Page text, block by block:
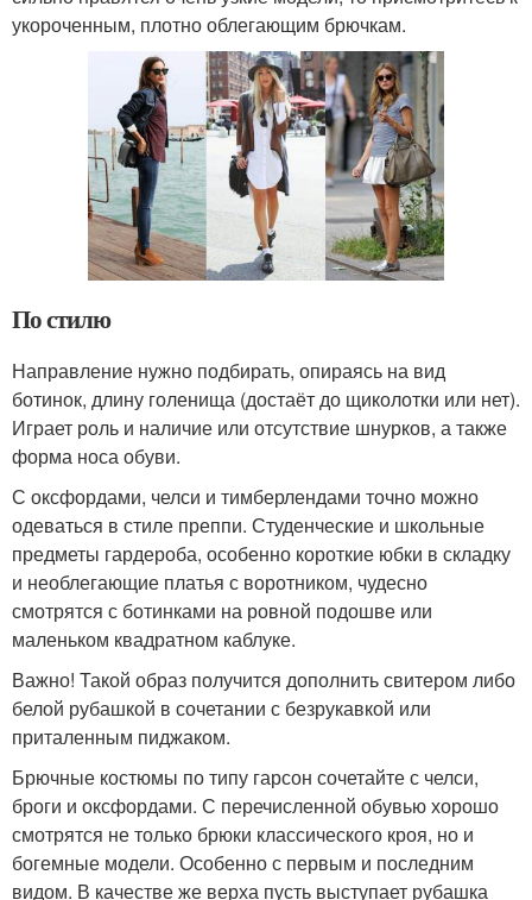
укороченным, плотно облегающим брючкам.
По стилю
Направление нужно подбирать, опираясь на вид
ботинок, длину голенища (достаёт до щиколотки или нет).
Играет роль и наличие или отсутствие шнурков, а также
форма носа обуви.
С оксфордами, челси и тимберлендами точно можно
одеваться в стиле преппи. Студенческие и школьные
предметы гардероба, особенно короткие юбки в складку
и необлегающие платья с воротником, чудесно
смотрятся с ботинками на ровной подошве или
маленьком квадратном каблуке.
Важно! Такой образ получится дополнить свитером либо
белой рубашкой в сочетании с безрукавкой или
приталенным пиджаком.
Брючные костюмы по типу гарсон сочетайте с челси,
броги и оксфордами. С перечисленной обувью хорошо
смотрятся не только брюки классического кроя, но и
богемные модели. Особенно с первым и последним
видом. В качестве же верха пусть выступает рубашка